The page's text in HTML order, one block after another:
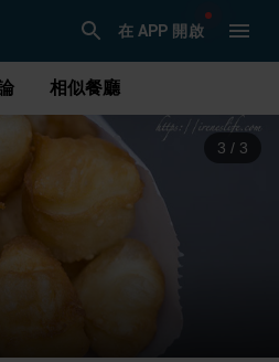
在 APP 開啟
相似餐廳
1 / 3